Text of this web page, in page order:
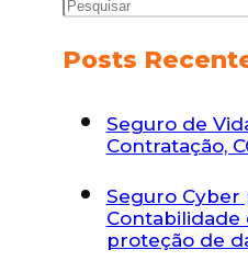
Posts
Seguro de
Contratação,
Seguro Cyber
Contabilidade
proteção de